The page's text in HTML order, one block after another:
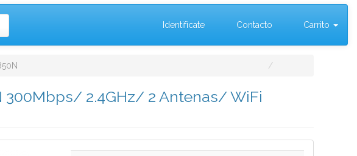
Identifícate Contacto Carrito
300Mbps/ 2.4GHz/ 2 Antenas/ WiFi